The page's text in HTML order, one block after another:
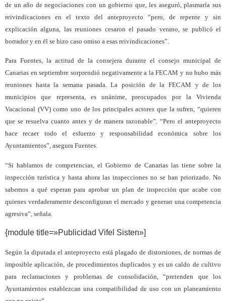
de un año de negociaciones con un gobierno que, les aseguró, plasmaría sus
reivindicaciones en el texto del anteproyecto “pero, de repente y sin
explicación alguna, las reuniones cesaron el pasado verano, se publicó el
borrador y en él se hizo caso omiso a esas reivindicaciones”.
Para Fuentes, la actitud de la consejera durante el consejo municipal de
Canarias en septiembre sorprendió negativamente a la FECAM y no hubo más
reuniones hasta la semana pasada. La posición de la FECAM y de los
municipios que representa, es unánime, preocupados por la Vivienda
Vacacional (VV) como uno de los principales actores que la sufren, “quieren
que se resuelva cuanto antes y de manera razonable”. “Pero el anteproyecto
hace recaer todo el esfuerzo y responsabilidad económica sobre los
Ayuntamientos”, asegura Fuentes.
“Si hablamos de competencias, el Gobierno de Canarias las tiene sobre la
inspección turística y hasta ahora las inspecciones no se han priorizado. No
sabemos a qué esperan para aprobar un plan de inspección que acabe con
quienes verdaderamente desconfiguran el mercado y generan una competencia
agresiva”, señala.
{module title=»Publicidad Vifel Sisten»]
Según la diputada el anteproyecto está plagado de distorsiones, de normas de
imposible aplicación, de procedimientos duplicados y es un caldo de cultivo
para reclamaciones y problemas de consolidación, “pretenden que los
Ayuntamientos establezcan una compatibilidad de uso con un planeamiento